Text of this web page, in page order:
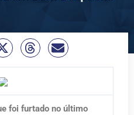
foi furtado no último